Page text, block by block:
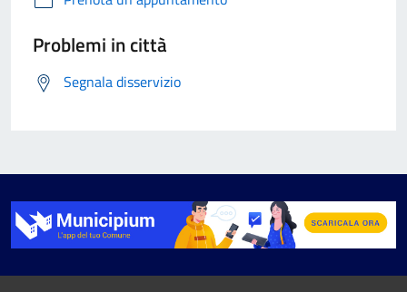
Problemi in città
Segnala disservizio